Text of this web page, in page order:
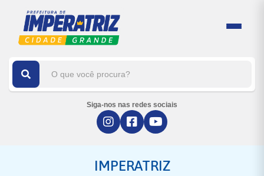
Siga-nos nas redes sociais
IMPERATRIZ